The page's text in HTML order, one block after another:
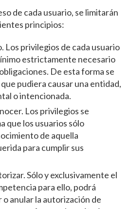
de cada usuario, se limitarán
principios:
Los privilegios de cada usuario
estrictamente necesario
De esta forma se
pudiera causar una entidad,
o intencionada.
Los privilegios se
que los usuarios sólo
de aquella
para cumplir sus
Sólo y exclusivamente el
para ello, podrá
anular la autorización de